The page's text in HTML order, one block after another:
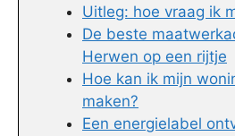
Uitleg: hoe vraag ik
De beste
Herwen op een rijtje
Hoe kan ik mijn
maken?
Een energielabel